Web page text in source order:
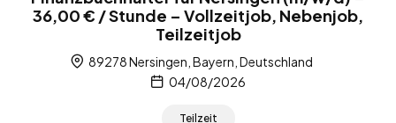
36,00 € / Stunde – Vollzeitjob, Nebenjob,
Teilzeitjob
89278 Nersingen, Bayern, Deutschland
04/08/2026
Teilzeit